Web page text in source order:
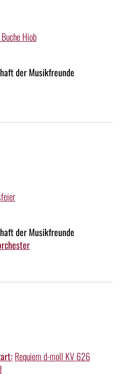
Hiob
der Musikfreunde
der Musikfreunde
Requiem d-moll KV 626